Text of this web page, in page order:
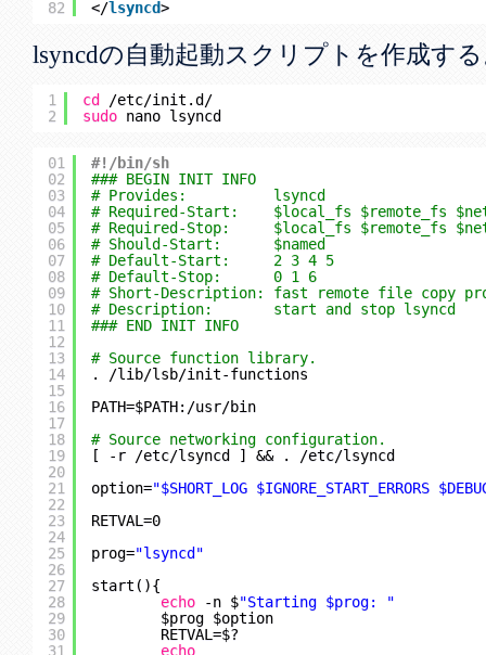
82 </lsyncd>
lsyncdの自動起動スクリプトを作成す
1
2
cd /etc/init .d/
sudo nano lsyncd
01
02
03
04
05
06
07
08
09
10
11
12
13
14
15
16
17
18
19
20
21
22
23
24
25
26
27
28
29
30
31
#!/bin/sh
### BEGIN INIT INFO
# Provides:          lsyncd
# Required-Start:    $local_fs $remote_fs
# Required-Stop:     $local_fs $remote_fs
# Should-Start:      $named
# Default-Start:     2 3 4 5
# Default-Stop:      0 1 6
# Short-Description: fast remote file copy
# Description:       start and stop lsyncd
### END INIT INFO
# Source function library.
.
/lib/lsb/init-functions
PATH=$PATH: /usr/bin
# Source networking configuration.
[ -r
/etc/lsyncd ] && .
/etc/lsyncd
option="$SHORT_LOG $IGNORE_START_ERRORS
RETVAL=0
prog="lsyncd"
start(){
echo
-n $"Starting $prog: "
$prog $option
RETVAL=$?
echo